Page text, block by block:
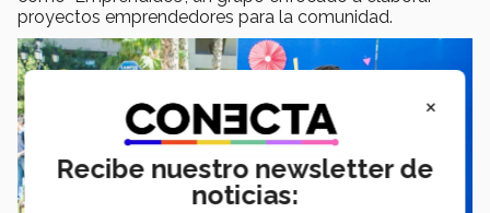
proyectos emprendedores para la comunidad.
×
Recibe nuestro newsletter de
noticias: